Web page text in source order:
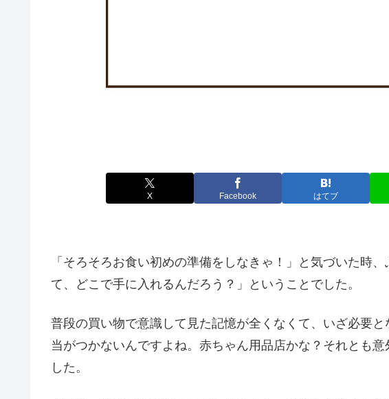
X Facebook はてブ
「そろそろお食い初めの準備をしなきゃ！」と気づいた時
て、どこで手に入れるんだろう？」ということでした。
普段の買い物で意識して見た記憶が全くなくて、いざ必要
当がつかないんですよね。赤ちゃん用品店かな？それとも
した。